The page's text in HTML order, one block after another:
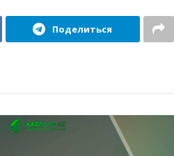
Поделиться